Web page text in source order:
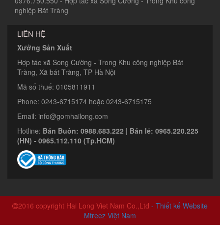
nghiệp Bát Tràng
LIÊN HỆ
Xưởng Sản Xuất
Hợp tác xã Song Cường - Trong Khu công nghiệp Bát
Tràng, Xã bát Tràng, TP Hà Nội
Mã số thuế: 0105811911
Phone: 0243-6715174 hoặc 0243-6715175
Email: info@gomhailong.com
Hotline: Bán Buôn: 0988.683.222 | Bán lẻ: 0965.220.225
(HN) - 0965.112.110 (Tp.HCM)
2016 copyright Hai Long Viet Nam Co.,Ltd - Thiết kế Website
Mtreez Việt Nam